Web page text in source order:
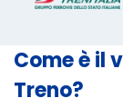
Come è il
Treno?